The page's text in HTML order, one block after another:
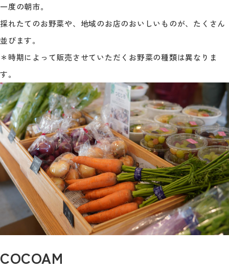
一度の朝市。
採れたてのお野菜や、地域のお店のおいしいものが、たくさん
並びます。
＊時期によって販売させていただくお野菜の種類は異なりま
す。
COCOAM